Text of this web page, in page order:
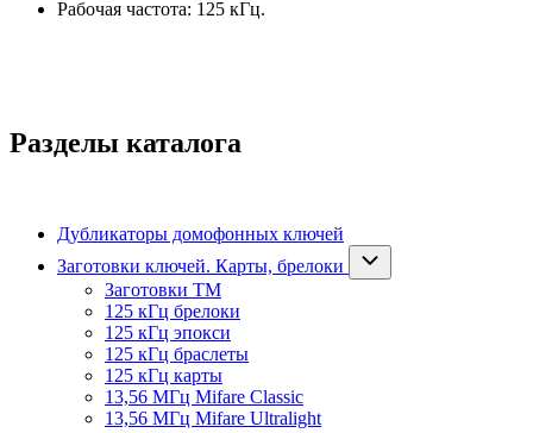
Рабочая частота: 125 кГц.
Разделы каталога
Дубликаторы домофонных ключей
Заготовки ключей. Карты, брелоки
Заготовки ТМ
125 кГц брелоки
125 кГц эпокси
125 кГц браслеты
125 кГц карты
13,56 МГц Mifare Classic
13,56 МГц Mifare Ultralight